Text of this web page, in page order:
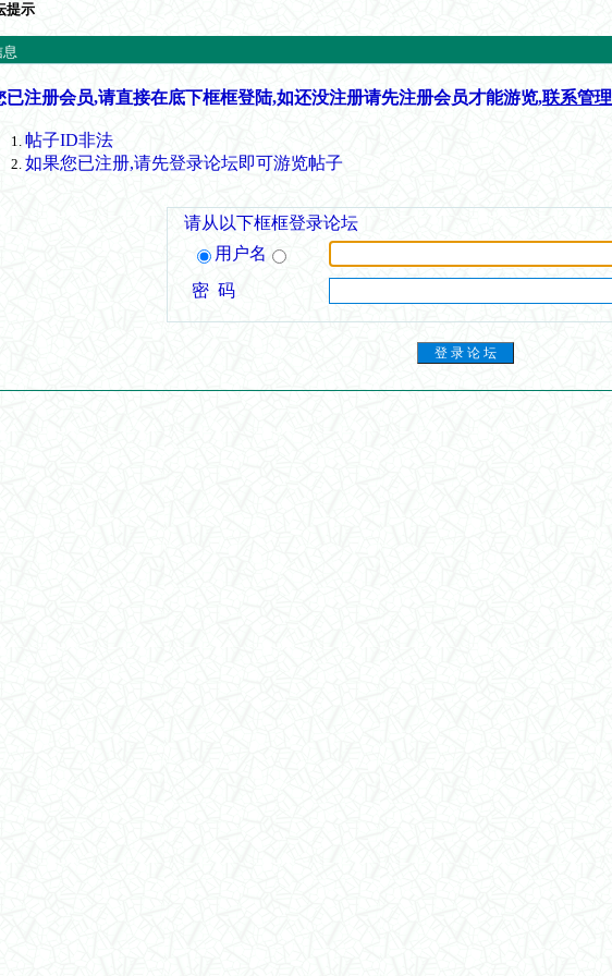
提示
已注册会员,请直接在底下框框登陆,如还没注册请先注册会员才能游览,联系管理
帖子ID非法
如果您已注册,请先登录论坛即可游览帖子
请从以下框框登录论坛
用户名
密 码